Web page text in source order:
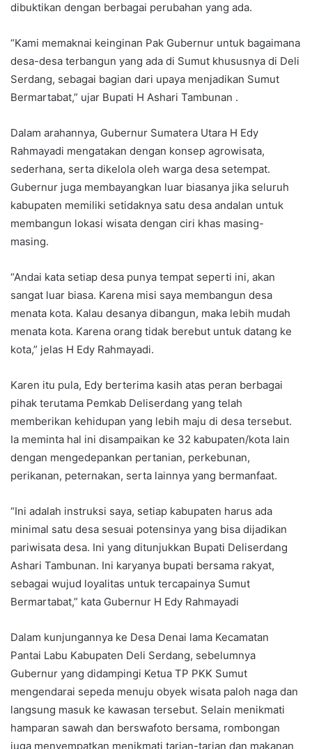
dibuktikan dengan berbagai perubahan yang ada.
“Kami memaknai keinginan Pak Gubernur untuk bagaimana
desa-desa terbangun yang ada di Sumut khususnya di Deli
Serdang, sebagai bagian dari upaya menjadikan Sumut
Bermartabat,” ujar Bupati H Ashari Tambunan .
Dalam arahannya, Gubernur Sumatera Utara H Edy
Rahmayadi mengatakan dengan konsep agrowisata,
sederhana, serta dikelola oleh warga desa setempat.
Gubernur juga membayangkan luar biasanya jika seluruh
kabupaten memiliki setidaknya satu desa andalan untuk
membangun lokasi wisata dengan ciri khas masing-
masing.
“Andai kata setiap desa punya tempat seperti ini, akan
sangat luar biasa. Karena misi saya membangun desa
menata kota. Kalau desanya dibangun, maka lebih mudah
menata kota. Karena orang tidak berebut untuk datang ke
kota,” jelas H Edy Rahmayadi.
Karen itu pula, Edy berterima kasih atas peran berbagai
pihak terutama Pemkab Deliserdang yang telah
memberikan kehidupan yang lebih maju di desa tersebut.
Ia meminta hal ini disampaikan ke 32 kabupaten/kota lain
dengan mengedepankan pertanian, perkebunan,
perikanan, peternakan, serta lainnya yang bermanfaat.
“Ini adalah instruksi saya, setiap kabupaten harus ada
minimal satu desa sesuai potensinya yang bisa dijadikan
pariwisata desa. Ini yang ditunjukkan Bupati Deliserdang
Ashari Tambunan. Ini karyanya bupati bersama rakyat,
sebagai wujud loyalitas untuk tercapainya Sumut
Bermartabat,” kata Gubernur H Edy Rahmayadi
Dalam kunjungannya ke Desa Denai lama Kecamatan
Pantai Labu Kabupaten Deli Serdang, sebelumnya
Gubernur yang didampingi Ketua TP PKK Sumut
mengendarai sepeda menuju obyek wisata paloh naga dan
langsung masuk ke kawasan tersebut. Selain menikmati
hamparan sawah dan berswafoto bersama, rombongan
juga menyempatkan menikmati tarian-tarian dan makanan